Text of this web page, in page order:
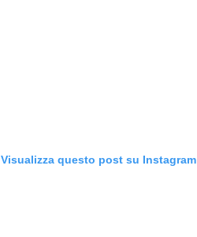
Visualizza questo post su Instagram